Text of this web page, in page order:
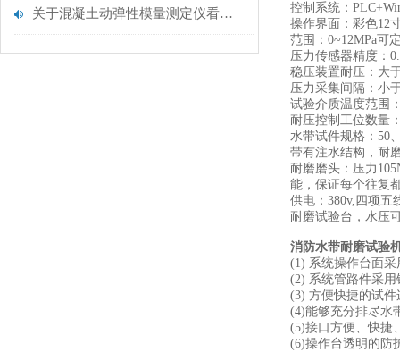
关于混凝土动弹性模量测定仪看这一篇就够了
控制系统：
操作界面：彩色12
范围：0~12MPa可
压力传感器精度：
稳压装置耐压：大
压力采集间隔：小
试验介质温度范围
耐压控制工位数量
水带试件规格：50
带有注水结构，耐
耐磨磨头：压力
能，保证每个往复
供电：380v,四项五
耐磨试验台，水压
消防水带耐磨试验
(1) 系统操作台面
(2) 系统管路件采
(3) 方便快捷的试
(4)能够充分排尽水
(5)接口方便、快捷
(6)操作台透明的防